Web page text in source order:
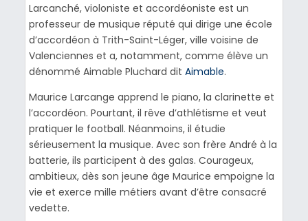
Larcanché, violoniste et accordéoniste est un
professeur de musique réputé qui dirige une école
d’accordéon à Trith-Saint-Léger, ville voisine de
Valenciennes et a, notamment, comme élève un
dénommé Aimable Pluchard dit Aimable.
Maurice Larcange apprend le piano, la clarinette et
l’accordéon. Pourtant, il rêve d’athlétisme et veut
pratiquer le football. Néanmoins, il étudie
sérieusement la musique. Avec son frère André à la
batterie, ils participent à des galas. Courageux,
ambitieux, dès son jeune âge Maurice empoigne la
vie et exerce mille métiers avant d’être consacré
vedette.